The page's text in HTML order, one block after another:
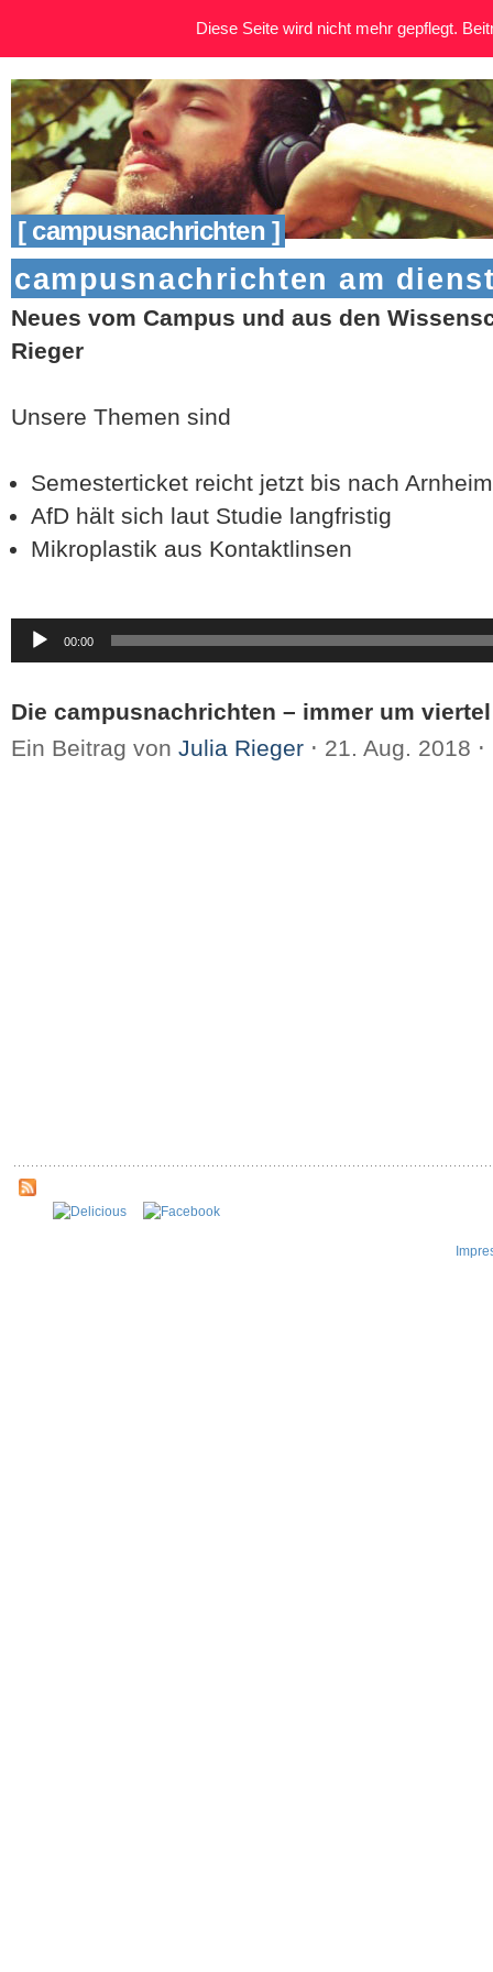
[ campusnachrichten ]
campusnachrichten am
Neues vom Campus und aus den
Rieger
Unsere Themen sind
Semesterticket reicht jetzt bis nach Arnheim
AfD hält sich laut Studie langfristig
Mikroplastik aus Kontaktlinsen
Audio-
Player
00:00
Die campusnachrichten – immer um
Ein Beitrag von Julia Rieger ⋅ 21. Aug. 2018 ⋅
Diese Seite wird nicht mehr gepflegt.